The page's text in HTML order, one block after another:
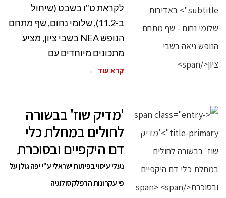
לקראת ט"ו בשבט (שיחול
ב-11.2), שלומי נחום, שף מתחם
הנופש NEA בשבי ציון, מציע
מתכונים מיוחדים עם
קרא עוד ←
'מדיק שוז' בבשורה
לחולים במחלת כלי
דם היקפיים ובסוכרת
נעלי עיסוי בפיתוח ישראלי ע"י יפה גולן על
פי עקרונות הרפלקסולוגיה